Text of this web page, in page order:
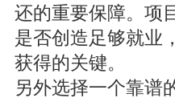
还的重要保障。项
是否创造足够就业
获得的关键。
另外选择一个靠谱